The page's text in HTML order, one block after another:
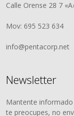
Calle Orense 28 7
Mov: 695 523 634
info@pentacorp.net
Newsletter
Mantente
te preocupes, no